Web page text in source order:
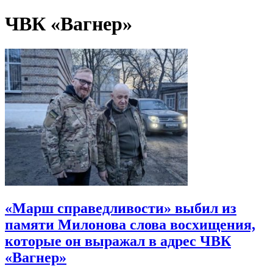
ЧВК «Вагнер»
«Марш справедливости» выбил из
памяти Милонова слова восхищения,
которые он выражал в адрес ЧВК
«Вагнер»